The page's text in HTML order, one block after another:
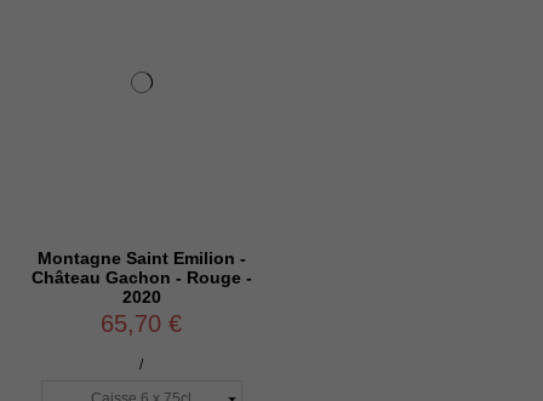
Montagne Saint Emilion -
Château Gachon - Rouge -
2020
65,70 €
/